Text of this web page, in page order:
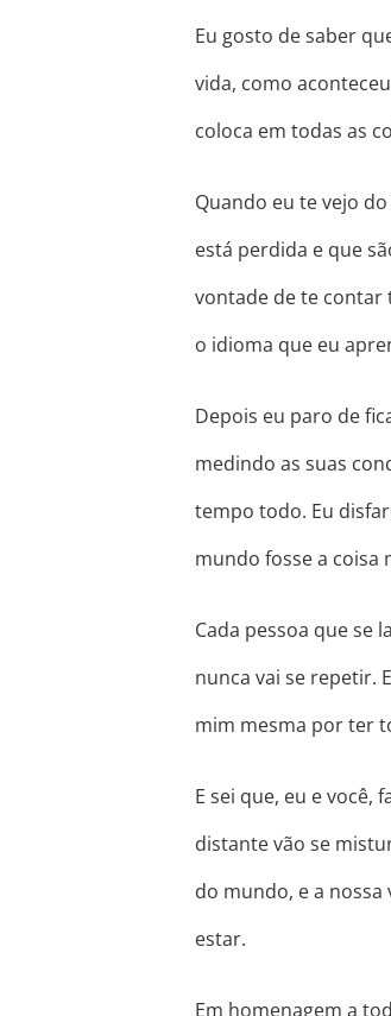
Eu gosto de saber
vida, como
coloca em todas as
Quando eu te vejo
está perdida e que
vontade de te contar
o idioma que eu
Depois eu paro de
medindo as suas
tempo todo. Eu
mundo fosse a coisa
Cada pessoa que se
nunca vai se repetir.
mim mesma por ter
E sei que, eu e você,
distante vão se
do mundo, e a
estar.
Em homenagem a